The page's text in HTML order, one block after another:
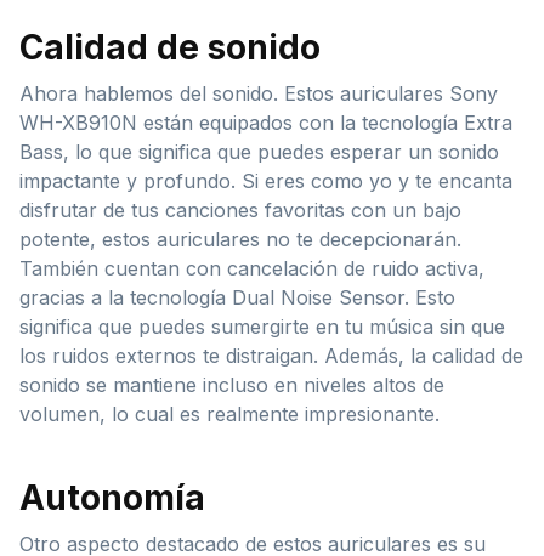
Calidad de sonido
Ahora hablemos del sonido. Estos auriculares Sony
WH-XB910N están equipados con la tecnología Extra
Bass, lo que significa que puedes esperar un sonido
impactante y profundo. Si eres como yo y te encanta
disfrutar de tus canciones favoritas con un bajo
potente, estos auriculares no te decepcionarán.
También cuentan con cancelación de ruido activa,
gracias a la tecnología Dual Noise Sensor. Esto
significa que puedes sumergirte en tu música sin que
los ruidos externos te distraigan. Además, la calidad de
sonido se mantiene incluso en niveles altos de
volumen, lo cual es realmente impresionante.
Autonomía
Otro aspecto destacado de estos auriculares es su